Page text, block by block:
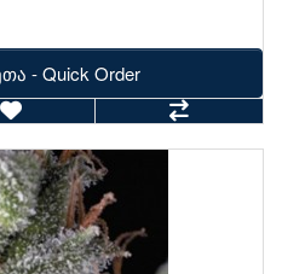
- Quick Order